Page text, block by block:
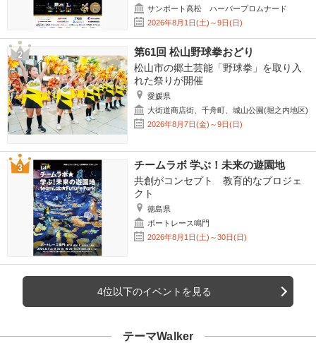
サンポート高松 ハーバープロムナード
2026年8月1日(土)～9日(日)
第61回 松山野球拳おどり
松山市の郷土芸能「野球拳」を取り入
れた祭りが開催
愛媛県
大街道商店街、千舟町、城山公園(堀之内地区)
2026年8月7日(金)～9日(日)
チームラボ 学ぶ！未来の遊園地
共創がコンセプト 教育的なプロジェ
クト
徳島県
ボートレース鳴門
2026年8月1日(土)～30日(日)
4位以下のイベントを見る
テーマWalker